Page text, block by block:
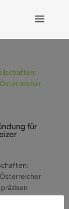
für